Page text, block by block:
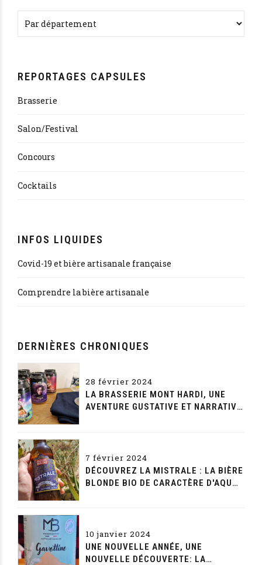
REPORTAGES CAPSULES
Brasserie
Salon/Festival
Concours
Cocktails
INFOS LIQUIDES
Covid-19 et bière artisanale française
Comprendre la bière artisanale
DERNIÈRES CHRONIQUES
28 février 2024
LA BRASSERIE MONT HARDI, UNE
AVENTURE GUSTATIVE ET NARRATIVE
7 février 2024
DÉCOUVREZ LA MISTRALE : LA BIÈRE
BLONDE BIO DE CARACTÈRE D'AQUAE
10 janvier 2024
UNE NOUVELLE ANNÉE, UNE
NOUVELLE DÉCOUVERTE: LA